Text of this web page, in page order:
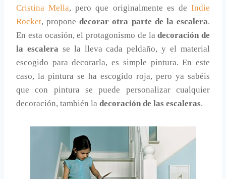
Cristina Mella, pero que originalmente es deIndie
Rocket, proponedecorar otra parte de la escalera.
En esta ocasión, el protagonismo de ladecoración de
la escalera se la lleva cada peldaño, y el material
escogido para decorarla, es simple pintura. En este
caso, la pintura se ha escogido roja, pero ya sabéis
que con pintura se puede personalizar cualquier
decoración, también la decoración de las escaleras.